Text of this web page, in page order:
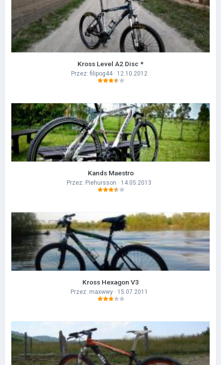
Kross Level A2 Disc *
Przez: filipog44· 12.10.2012
Kands Maestro
Przez: Piehursson · 14.05.2013
Kross Hexagon V3
Przez: maxwwy· 15.07.2011